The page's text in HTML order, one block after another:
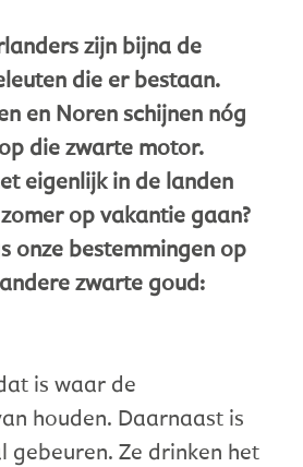
zijn bijna de
die er bestaan.
en Noren schijnen nóg
die zwarte motor.
eigenlijk in de landen
op vakantie gaan?
onze bestemmingen op
zwarte goud:
is waar de
houden. Daarnaast is
gebeuren. Ze drinken het